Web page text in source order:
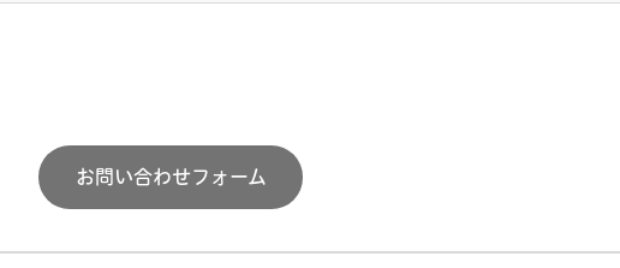
お問い合わせフォーム